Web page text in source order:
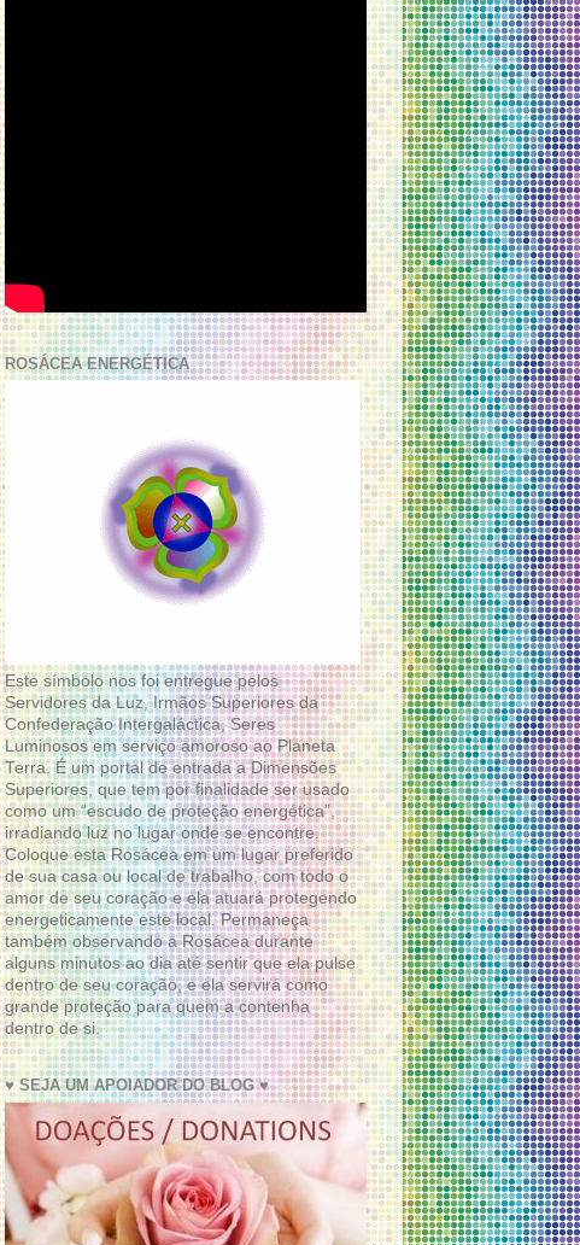
ROSÁCEA ENERGÉTICA
Este símbolo nos foi entregue pelos
Servidores da Luz, Irmãos Superiores da
Confederação Intergaláctica, Seres
Luminosos em serviço amoroso ao Planeta
Terra. É um portal de entrada a Dimensões
Superiores, que tem por finalidade ser usado
como um “escudo de proteção energética”,
irradiando luz no lugar onde se encontre.
Coloque esta Rosácea em um lugar preferido
de sua casa ou local de trabalho, com todo o
amor de seu coração e ela atuará protegendo
energeticamente este local. Permaneça
também observando a Rosácea durante
alguns minutos ao dia até sentir que ela pulse
dentro de seu coração, e ela servirá como
grande proteção para quem a contenha
dentro de si.
♥ SEJA UM APOIADOR DO BLOG ♥